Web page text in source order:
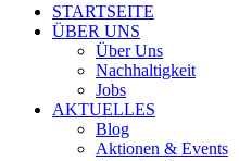
STARTSEITE
ÜBER UNS
Über Uns
Nachhaltigkeit
Jobs
AKTUELLES
Blog
Aktionen & Events